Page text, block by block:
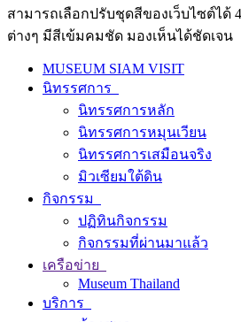
สามารถเลือกปรับชุดสีของเว็บไซต์ได้
ต่างๆ มีสีเข้มคมชัด มองเห็นได้ชัดเจน
MUSEUM SIAM VISIT
นิทรรศการ
นิทรรศการหลัก
นิทรรศการหมุนเวียน
นิทรรศการเสมือนจริง
มิวเซียมใต้ดิน
กิจกรรม
ปฏิทินกิจกรรม
กิจกรรมที่ผ่านมาแล้ว
เครือข่าย
Museum Thailand
บริการ